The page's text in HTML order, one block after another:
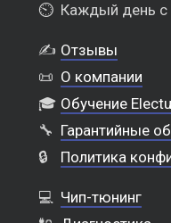
⏲️ Каждый день с
✍️ Отзывы
📜 О компании
🎓 Обучение
🔧 Гарантийные
🔒
Политика
💻 Чип-тюнинг